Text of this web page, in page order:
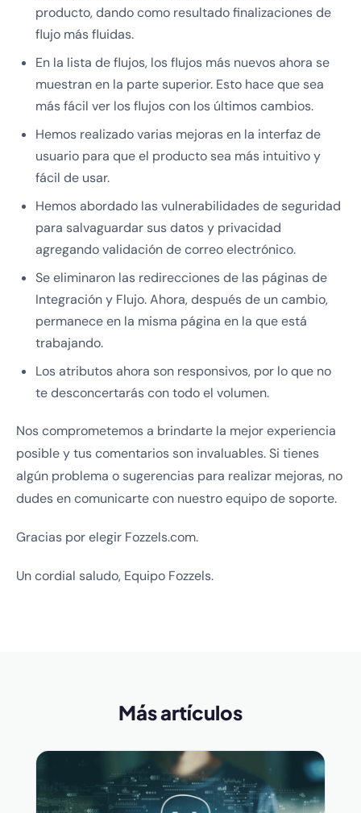
producto, dando como resultado finalizaciones de
flujo más fluidas.
En la lista de flujos, los flujos más nuevos ahora se
muestran en la parte superior. Esto hace que sea
más fácil ver los flujos con los últimos cambios.
Hemos realizado varias mejoras en la interfaz de
usuario para que el producto sea más intuitivo y
fácil de usar.
Hemos abordado las vulnerabilidades de seguridad
para salvaguardar sus datos y privacidad
agregando validación de correo electrónico.
Se eliminaron las redirecciones de las páginas de
Integración y Flujo. Ahora, después de un cambio,
permanece en la misma página en la que está
trabajando.
Los atributos ahora son responsivos, por lo que no
te desconcertarás con todo el volumen.
Nos comprometemos a brindarte la mejor experiencia
posible y tus comentarios son invaluables. Si tienes
algún problema o sugerencias para realizar mejoras, no
dudes en comunicarte con nuestro equipo de soporte.
Gracias por elegir Fozzels.com.
Un cordial saludo, Equipo Fozzels.
Más artículos